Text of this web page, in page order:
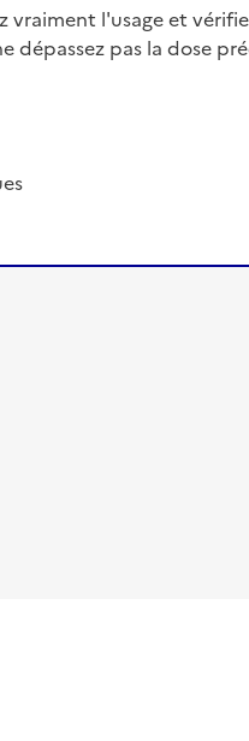
vraiment l'usage et
dépassez pas la dose